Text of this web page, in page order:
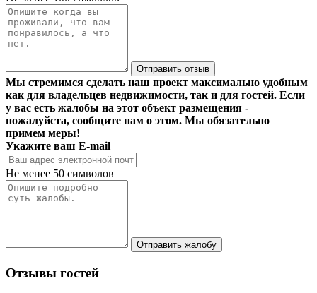
Отправить отзыв
Мы стремимся сделать наш проект максимально удобным
как для владельцев недвижимости, так и для гостей. Если
у вас есть жалобы на этот объект размещения -
пожалуйста, сообщите нам о этом. Мы обязательно
примем меры!
Укажите ваш E-mail
Не менее 50 символов
Отправить жалобу
Отзывы гостей